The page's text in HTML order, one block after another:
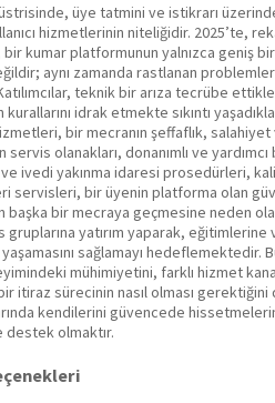
üye tatmini ve istikrarı
hizmetlerinin niteliğidir. 2025’te,
kumar platformunun yalnızca geniş
aynı zamanda rastlanan
teknik bir arıza tecrübe
idrak etmekte sıkıntı
bir mecranın şeffaflık,
olanakları, donanımlı ve
ve ivedi yakınma idaresi prosedürleri,
servisleri, bir üyenin platforma olan
başka bir mecraya geçmesine neden
yatırım yaparak,
yaşamasını sağlamayı
mühimiyetini, farklı hizmet
itiraz sürecinin nasıl olması gerektiğini
kendilerini güvencede
olmaktır.